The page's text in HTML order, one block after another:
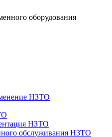
оборудования
НЗТО
НЗТО
обслуживания НЗТО